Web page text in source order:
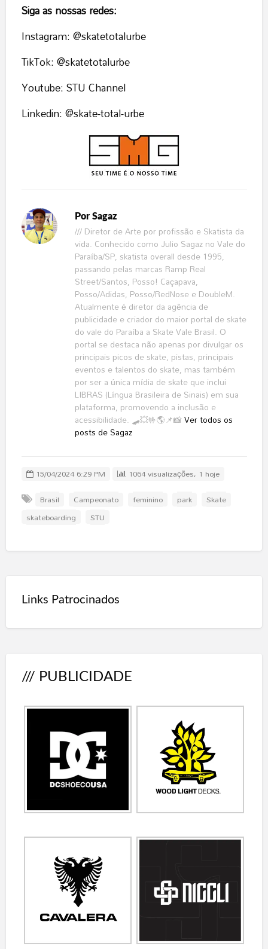
Siga as nossas redes:
Instagram: @skatetotalurbe
TikTok: @skatetotalurbe
Youtube: STU Channel
Linkedin: @skate-total-urbe
Por Sagaz
/// Diretor de Arte por profissão e Skatista da
vida. Conhecido como Julio Sagaz no Vale do
Paraíba/SP, skatista overall desde 1995,
passando pelas marcas Ramp Real
Street/Santos, Posso! Caçapava,
Posso/Adidas, Posso/RedNose e DoubleM.
Atualmente é diretor da agência de
publicidade e criador do maior portal de skate
do vale do Paraíba a Skate Vale Brasil. O
portal se destaca não apenas por divulgar os
principais picos de skate, pistas, principais
eventos e talentos do skate, mas também
por ser a única mídia de skate que inclui
LIBRAS (Língua Brasileira de Sinais) em sua
plataforma, promovendo a inclusão e
acessibilidade. 🛹💥🤟🌎📌📸Ver todos os
posts de Sagaz
15/04/2024 6:29 PM
1064 visualizações, 1 hoje
Brasil
Campeonato feminino park
Skate
skateboarding
STU
Links Patrocinados
/// PUBLICIDADE